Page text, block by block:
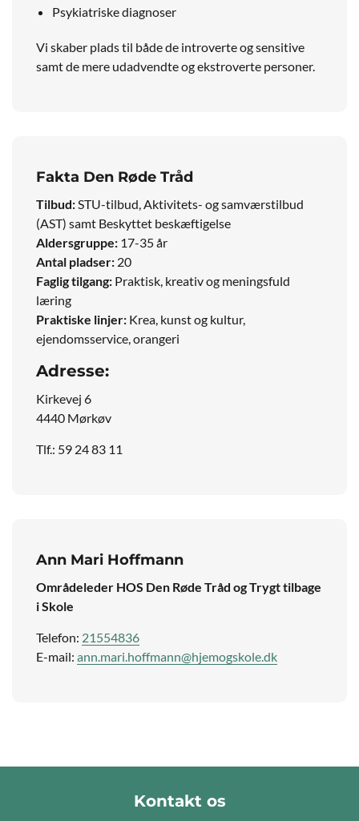
Psykiatriske diagnoser
Vi skaber plads til både de introverte og sensitive
samt de mere udadvendte og ekstroverte personer.
Fakta Den Røde Tråd
Tilbud:STU-tilbud, Aktivitets- og samværstilbud
(AST) samt Beskyttet beskæftigelse
Aldersgruppe: 17-35 år
Antal pladser: 20
Faglig tilgang: Praktisk, kreativ og meningsfuld
læring
Praktiske linjer: Krea, kunst og kultur,
ejendomsservice, orangeri
Adresse:
Kirkevej 6
4440 Mørkøv
Tlf.: 59 24 83 11
Ann Mari Hoffmann
Områdeleder HOS Den Røde Tråd og Trygt tilbage
i Skole
Telefon: 21554836
E-mail: ann.mari.hoffmann@hjemogskole.dk
Kontakt os